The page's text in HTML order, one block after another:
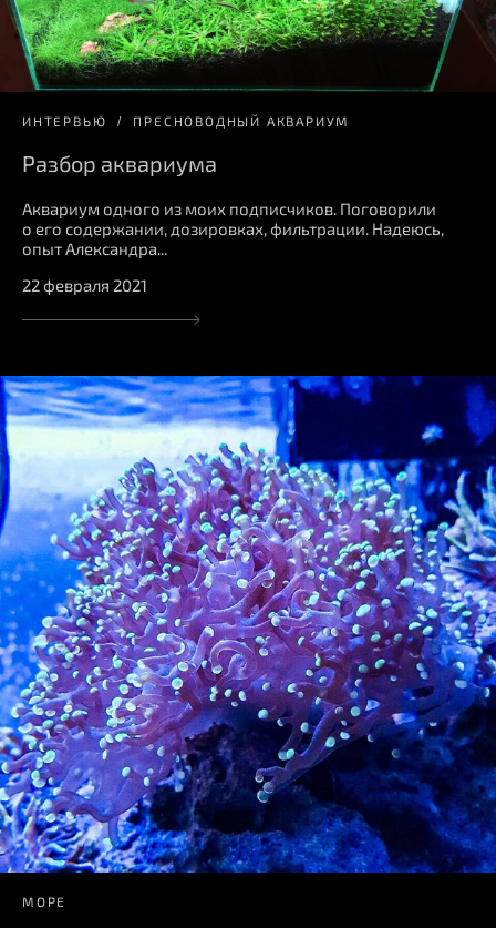
ИНТЕРВЬЮ ПРЕСНОВОДНЫЙ АКВАРИУМ
Разбор аквариума
Аквариум одного из моих подписчиков. Поговорили
о его содержании, дозировках, фильтрации. Надеюсь,
опыт Александра...
22 февраля 2021
МОРЕ